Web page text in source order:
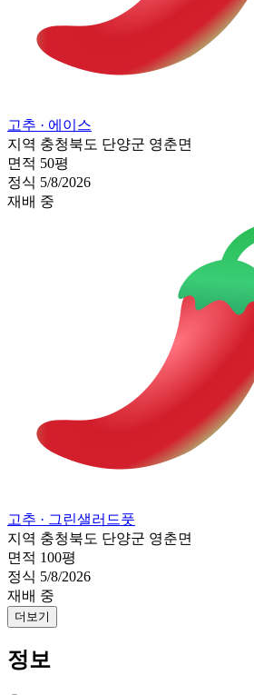
고추 · 에이스
지역 충청북도 단양군 영춘면
면적 50평
정식 5/8/2026
재배 중
고추 · 그린샐러드풋
지역 충청북도 단양군 영춘면
면적 100평
정식 5/8/2026
재배 중
더보기
정보